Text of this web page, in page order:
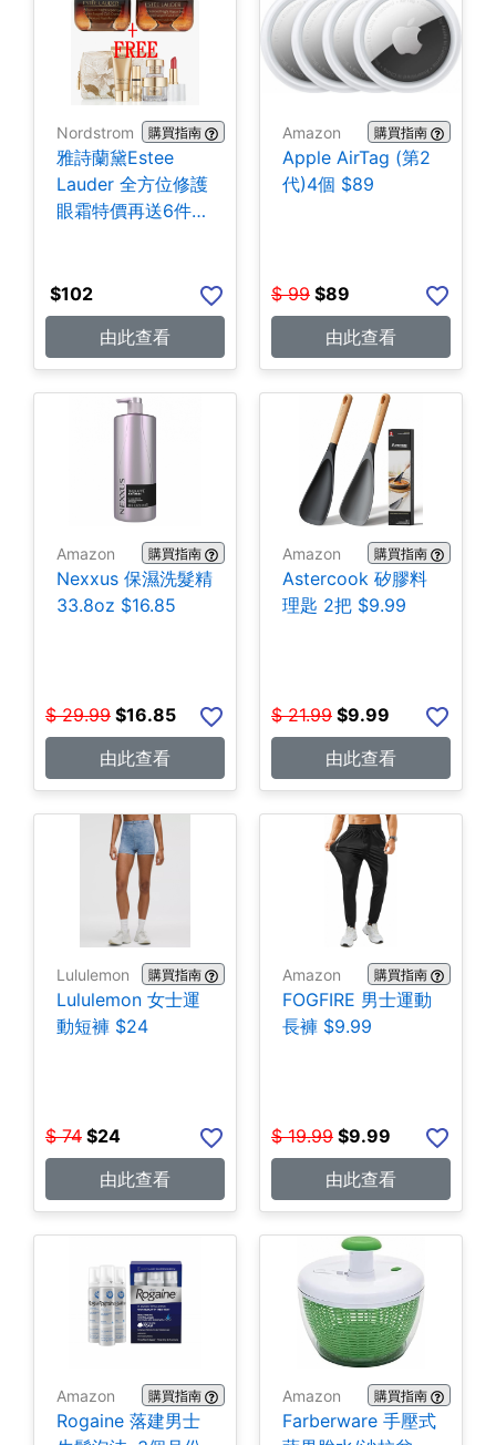
Nordstrom 購買指南
雅詩蘭黛Estee
Lauder 全方位修護
眼霜特價再送6件贈
$102
由此查看
Amazon 購買指南
Apple AirTag (第2
代)4個 $89
$ 99 $89
由此查看
Amazon 購買指南
Nexxus 保濕洗髮精
33.8oz $16.85
$ 29.99 $16.85
由此查看
Amazon 購買指南
Astercook 矽膠料
理匙 2把 $9.99
$ 21.99 $9.99
由此查看
Lululemon 購買指南
Lululemon 女士運
動短褲 $24
$ 74 $24
由此查看
Amazon 購買指南
FOGFIRE 男士運動
長褲 $9.99
$ 19.99 $9.99
由此查看
Amazon 購買指南
Rogaine 落建男士
Amazon 購買指南
Farberware 手壓式